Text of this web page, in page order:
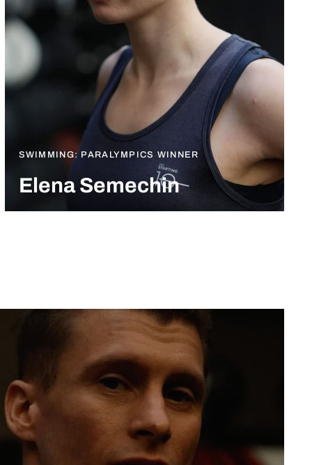
SWIMMING: PARALYMPICS WINNER
Elena Semechin